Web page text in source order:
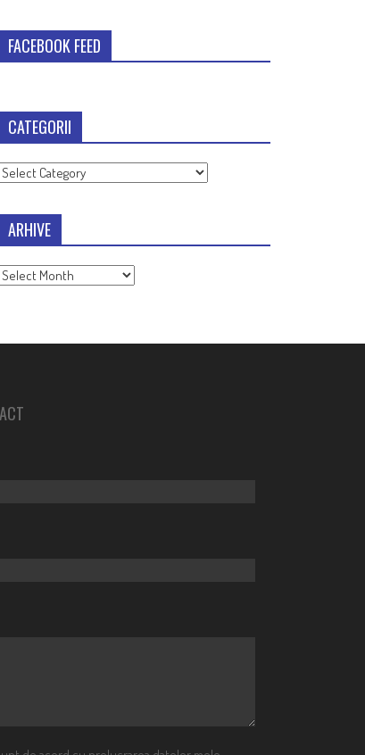
FACEBOOK FEED
CATEGORII
Categorii
ARHIVE
Arhive